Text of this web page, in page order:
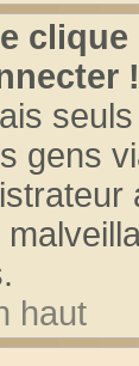
!
gens
haut